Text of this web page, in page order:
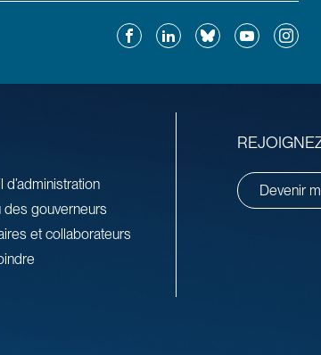
FacebookLinkedInBlueskyYouTubeInstagram
d’administration
des gouverneurs
et collaborateurs
Devenir